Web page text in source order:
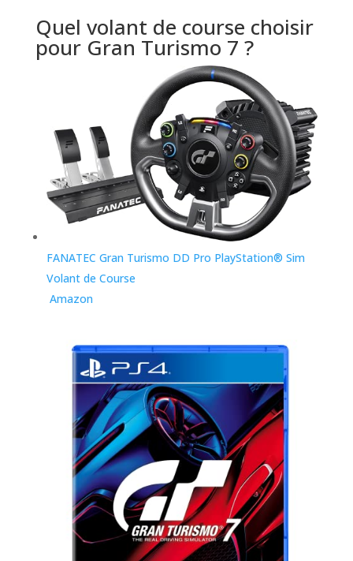
Quel volant de course choisir
pour Gran Turismo 7 ?
FANATEC Gran Turismo DD Pro PlayStation® Sim
Volant de Course